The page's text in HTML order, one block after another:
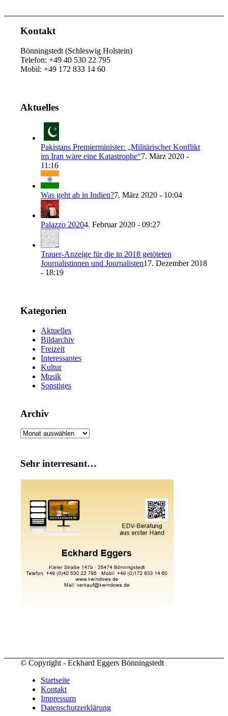
Kontakt
Bönningstedt (Schleswig Holstein)
Telefon: +49 40 530 22 795
Mobil: +49 172 833 14 60
Aktuelles
Pakistans Premierminister: „Militärischer Konflikt
im Iran wäre eine Katastrophe“7. März 2020 -
11:16
Was geht ab in Indien?7. März 2020 - 10:04
Palazzo 20204. Februar 2020 - 09:27
Trauer-Anzeige für die in 2018 getöteten
Journalistinnen und Journalisten17. Dezember 2018
- 18:19
Kategorien
Aktuelles
Bildarchiv
Freizeit
Interessantes
Kultur
Musik
Sonstiges
Archiv
Archiv
Sehr interresant…
© Copyright - Eckhard Eggers Bönningstedt
Startseite
Kontakt
Impressum
Datenschutzerklärung